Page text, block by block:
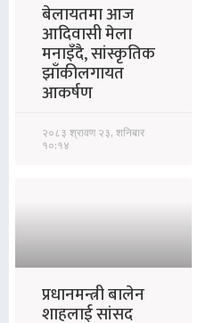
बेलायतमा आज
आदिवासी मेला
मनाइँदै, सांस्कृतिक
झाँकीलगायत
आकर्षण
२०८३ श्रावण २३, शनिबार
१०:१४
प्रधानमन्त्री बालेन
शाहलाई सांसद